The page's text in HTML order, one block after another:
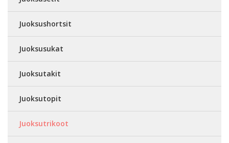
Juoksushortsit
Juoksusukat
Juoksutakit
Juoksutopit
Juoksutrikoot